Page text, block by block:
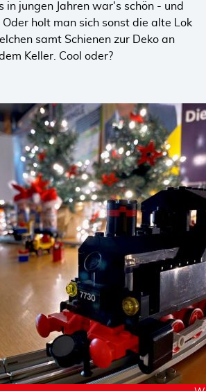
in jungen Jahren war's schön - und
Oder holt man sich sonst die alte Lok
samt Schienen zur Deko an
Keller. Cool oder?